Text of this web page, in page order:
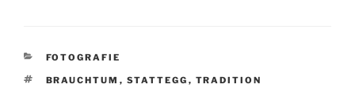
KATEGORIEN
FOTOGRAFIE
SCHLAGWÖRTER
BRAUCHTUM , STATTEGG , TRADITION